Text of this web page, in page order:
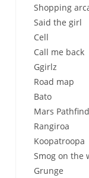
Shopping
Said the girl
Cell
Call me back
Ggirlz
Road map
Bato
Mars
Rangiroa
Koopatroopa
Smog on the
Grunge